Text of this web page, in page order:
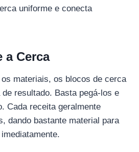
uniforme e conecta
a Cerca
materiais, os blocos de cerca
resultado. Basta pegá-los e
Cada receita geralmente
dando bastante material para